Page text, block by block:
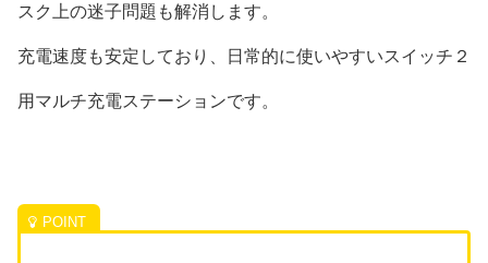
スク上の迷子問題も解消します。
充電速度も安定しており、日常的に使いやすいスイッチ２
用マルチ充電ステーションです。